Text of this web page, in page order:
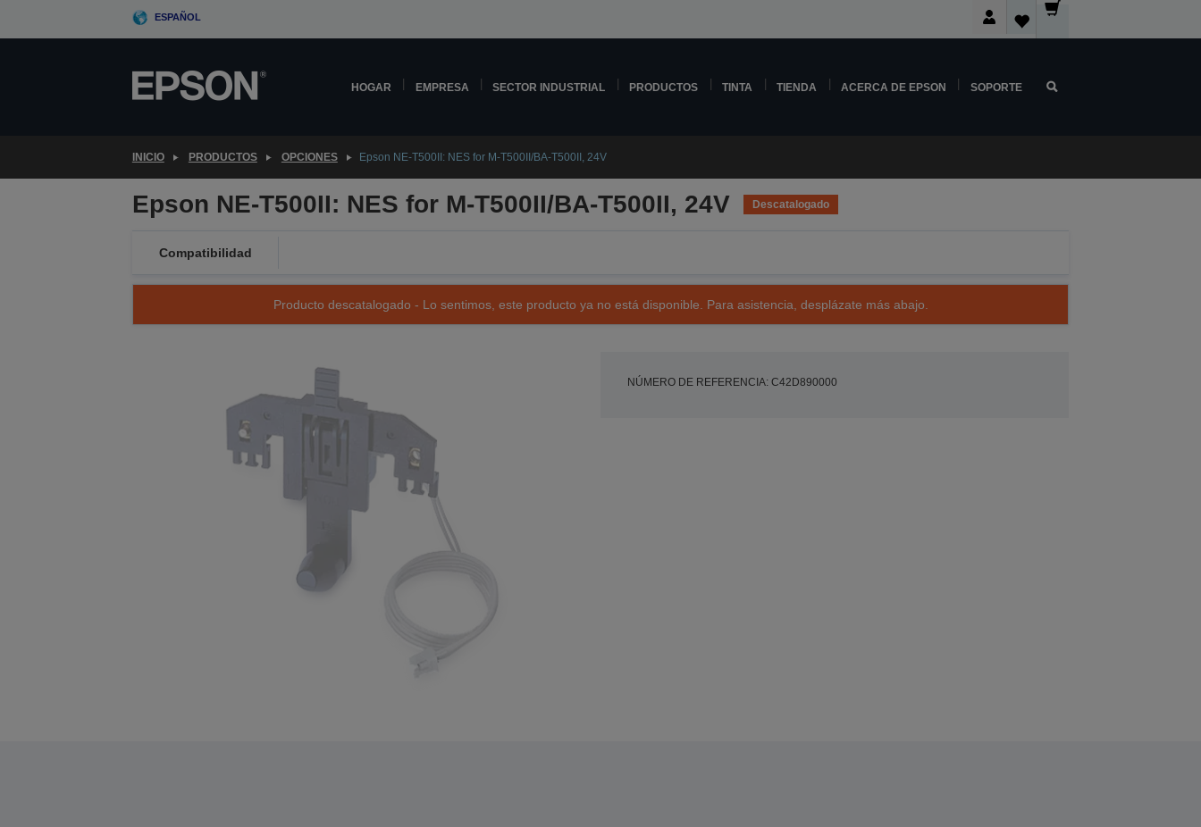
ESPAÑOL
HOGAR EMPRESA SECTOR INDUSTRIAL PRODUCTOS TINTA TIENDA ACERCA DE EPSON SOPORTE
INICIO PRODUCTOS OPCIONES Epson NE-T500II: NES for M-T500II/BA-T500II, 24V
Epson NE-T500II: NES for M-T500II/BA-T500II, 24V Descatalogado
Compatibilidad
Producto descatalogado - Lo sentimos, este producto ya no está disponible. Para asistencia, desplázate más abajo.
NÚMERO DE REFERENCIA: C42D890000